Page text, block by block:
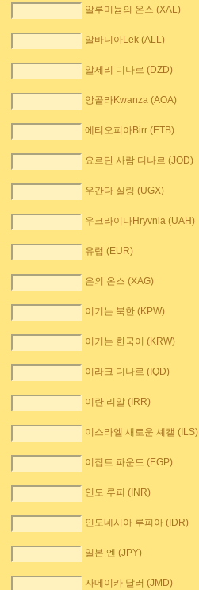
알루미늄의 온스 (XAL)
알바니아Lek (ALL)
알제리 디나르 (DZD)
앙골라Kwanza (AOA)
에티오피아Birr (ETB)
요르단 사람 디나르 (JOD)
우간다 실링 (UGX)
우크라이나Hryvnia (UAH)
유럽 (EUR)
은의 온스 (XAG)
이기는 북한 (KPW)
이기는 한국어 (KRW)
이라크 디나르 (IQD)
이란 리알 (IRR)
이스라엘 새로운 셰캘 (ILS)
이집트 파운드 (EGP)
인도 루피 (INR)
인도네시아 루피아 (IDR)
일본 엔 (JPY)
자메이카 달러 (JMD)